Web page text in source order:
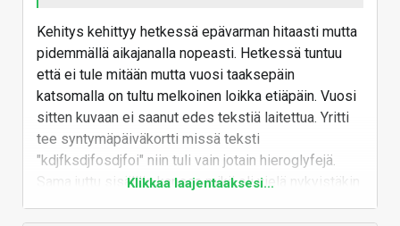
Kehitys kehittyy hetkessä epävarman hitaasti mutta
pidemmällä aikajanalla nopeasti. Hetkessä tuntuu
että ei tule mitään mutta vuosi taaksepäin
katsomalla on tultu melkoinen loikka etiäpäin. Vuosi
sitten kuvaan ei saanut edes tekstiä laitettua. Yritti
tee syntymäpäiväkortti missä teksti
"kdjfksdjfosdjfoi" niin tuli vain jotain hieroglyfejä.
Sama juttu sisällön kanssa mikä oli vielä nykyistäkin
Klikkaa laajentaaksesi...